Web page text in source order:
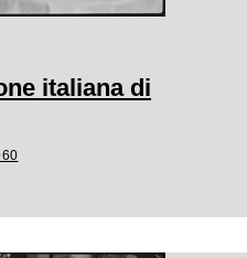
italiana di